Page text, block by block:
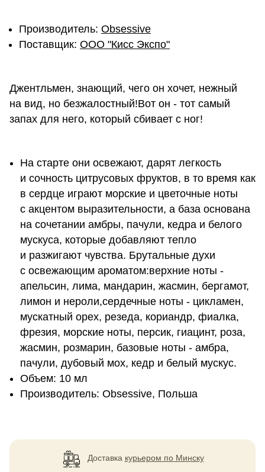
Производитель: Obsessive
Поставщик: ОOО "Кисс Экспо"
Джентльмен, знающий, чего он хочет, нежный
на вид, но безжалостный!Вот он - тот самый
запах для него, который сбивает с ног!
На старте они освежают, дарят легкость
и сочность цитрусовых фруктов, в то время как
в сердце играют морские и цветочные ноты
с акцентом выразительности, а база основана
на сочетании амбры, пачули, кедра и белого
мускуса, которые добавляют тепло
и разжигают чувства. Брутальные духи
с освежающим ароматом:верхние ноты -
апельсин, лима, мандарин, жасмин, бергамот,
лимон и нероли,сердечные ноты - цикламен,
мускатный орех, резеда, кориандр, фиалка,
фрезия, морские ноты, персик, гиацинт, роза,
жасмин, розмарин, базовые ноты - амбра,
пачули, дубовый мох, кедр и белый мускус.
Объем: 10 мл
Производитель: Obsessive, Польша
Доставка курьером по Минску